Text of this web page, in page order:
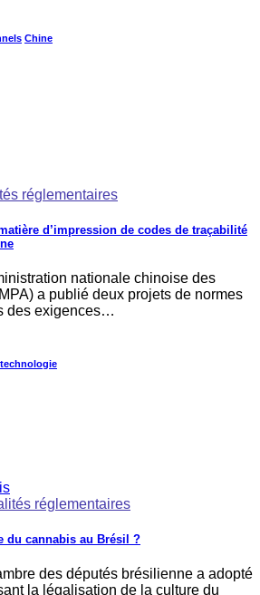
Chine
réglementaires
d’impression de codes de traçabilité
nationale chinoise des
a publié deux projets de normes
des exigences…
réglementaires
du cannabis au Brésil ?
des députés brésilienne a adopté
la légalisation de la culture du